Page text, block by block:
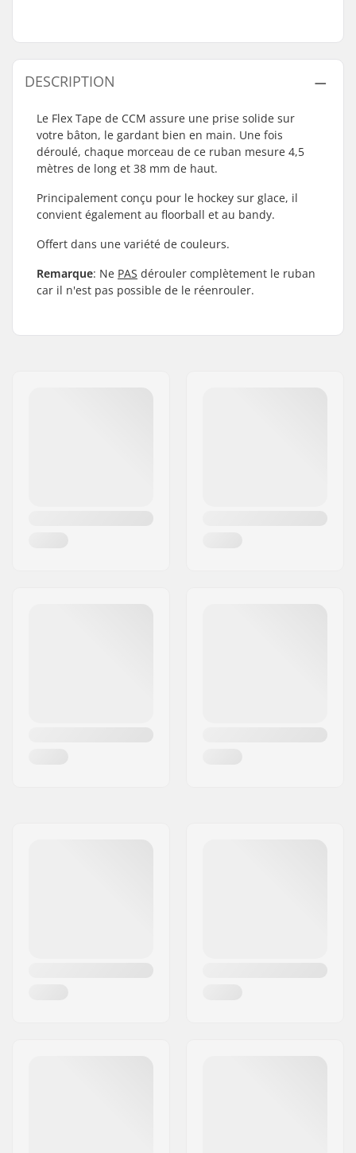
DESCRIPTION
Le Flex Tape de CCM assure une prise solide sur
votre bâton, le gardant bien en main. Une fois
déroulé, chaque morceau de ce ruban mesure 4,5
mètres de long et 38 mm de haut.
Principalement conçu pour le hockey sur glace, il
convient également au floorball et au bandy.
Offert dans une variété de couleurs.
Remarque: Ne PAS dérouler complètement le ruban
car il n'est pas possible de le réenrouler.